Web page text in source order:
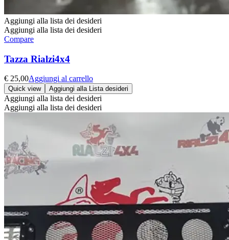
Aggiungi alla lista dei desideri
Aggiungi alla lista dei desideri
Compare
Tazza Rialzi4x4
€ 25,00Aggiungi al carrello
Quick view Aggiungi alla Lista desideri
Aggiungi alla lista dei desideri
Aggiungi alla lista dei desideri